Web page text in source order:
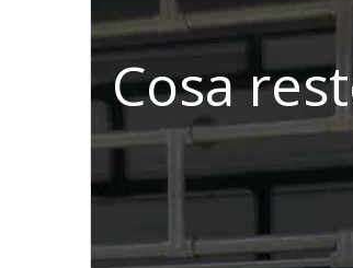
Cosa